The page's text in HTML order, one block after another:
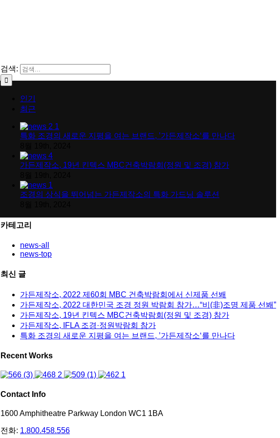
검색:
인기
최근
특화 조경의 새로운 지평을 여는 브랜드, ’가든제작소‘를 만나다
가든제작소, 19년 킨텍스 MBC건축박람회(정원 및 조경) 참가
조경의 상식을 뛰어넘는 가든제작소의 특화 가드닝 솔루션
카테고리
news-all
news-top
최신 글
가든제작소, 2022 제60회 MBC 건축박람회에서 신제품 선봬
가든제작소, 2022 대한민국 조경 정원 박람회 참가…“비(非)조명 제품 선봬”
가든제작소, 19년 킨텍스 MBC건축박람회(정원 및 조경) 참가
가든제작소, IFLA 조경·정원박람회 참가
특화 조경의 새로운 지평을 여는 브랜드, ’가든제작소‘를 만나다
Recent Works
Contact Info
1600 Amphitheatre Parkway London WC1 1BA
전화: 1.800.458.556